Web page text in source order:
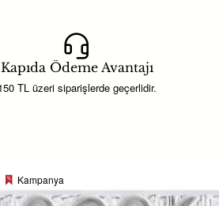
Kapıda Ödeme Avantajı
TL üzeri siparişlerde geçerlidir.
Kampanya